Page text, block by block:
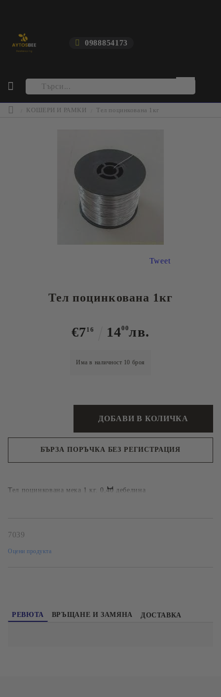
0988854173
КОШЕРИ И РАМКИ Тел поцинкована 1кг
Tweet
Тел поцинкована 1кг
€716 1400лв.
Има в наличност 10 броя
Тел поцинкована мека 1 кг. 0,40 дебелина
БЪРЗА ПОРЪЧКА БЕЗ РЕГИСТРАЦИЯ
7039
Оцени продукта
РЕВЮТА ВРЪЩАНЕ И ЗАМЯНА ДОСТАВКА